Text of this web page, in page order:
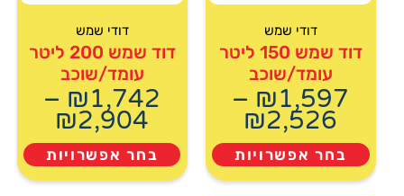
דודי שמש
דוד שמש 150 ליטר
עומד/שוכב
₪1,597
–
₪2,526
בחר אפשרויות
דודי שמש
דוד שמש 200 ליטר
עומד/שוכב
₪1,742
–
₪2,904
בחר אפשרויות